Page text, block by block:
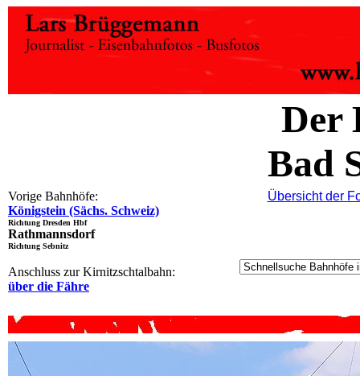
Der
Bad
Vorige Bahnhöfe:
Königstein (Sächs. Schweiz)
Richtung Dresden Hbf
Rathmannsdorf
Richtung Sebnitz
Anschluss zur Kirnitzschtalbahn:
über die Fähre
Übersicht der